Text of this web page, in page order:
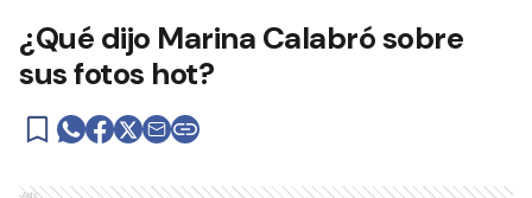
¿Qué dijo Marina Calabró sobre
sus fotos hot?
Ads